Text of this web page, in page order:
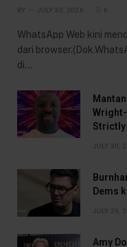
BY JULY 30, 2026 6
WhatsApp Web kini
dari
di…
Strictly
JULY 30,
Dems
JULY 29,
Amy